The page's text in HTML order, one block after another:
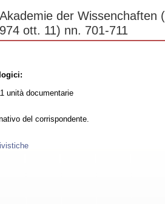
der Wissenchaften
ott. 11) nn. 701-711
unità documentarie
del corrispondente.